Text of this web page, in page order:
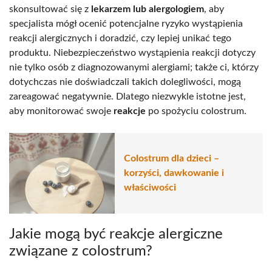
skonsultować się z lekarzem lub alergologiem, aby
specjalista mógł ocenić potencjalne ryzyko wystąpienia
reakcji alergicznych i doradzić, czy lepiej unikać tego
produktu. Niebezpieczeństwo wystąpienia reakcji dotyczy
nie tylko osób z diagnozowanymi alergiami; także ci, którzy
dotychczas nie doświadczali takich dolegliwości, mogą
zareagować negatywnie. Dlatego niezwykle istotne jest,
aby monitorować swoje reakcje po spożyciu colostrum.
Colostrum dla dzieci –
korzyści, dawkowanie i
właściwości
Jakie mogą być reakcje alergiczne
związane z colostrum?